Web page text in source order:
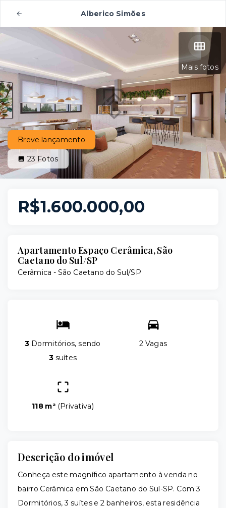
Alberico Simões
Mais fotos
Breve lançamento
23 Fotos
R$1.600.000,00
Apartamento Espaço Cerâmica, São
Caetano do Sul/SP
Cerâmica - São Caetano do Sul/SP
3 Dormitórios, sendo
3suítes
2 Vagas
118 m² (Privativa)
Descrição do imóvel
Conheça este magnífico apartamento à venda no
bairro Cerâmica em São Caetano do Sul-SP. Com 3
Dormitórios, 3 suítes e 2 banheiros, esta residência